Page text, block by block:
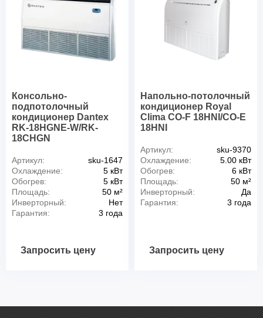
Консольно-
подпотолочный
кондиционер Dantex
RK-18HGNE-W/RK-
18CHGN
Артикул:
sku-1647
Охлаждение:
5 кВт
Обогрев:
5 кВт
Площадь:
50 м²
Инверторный:
Нет
Гарантия:
3 года
Запросить цену
Напольно-потолочный
кондиционер Royal
Clima CO-F 18HNI/CO-E
18HNI
Артикул:
sku-9370
Охлаждение:
5.00 кВт
Обогрев:
6 кВт
Площадь:
50 м²
Инверторный:
Да
Гарантия:
3 года
Запросить цену